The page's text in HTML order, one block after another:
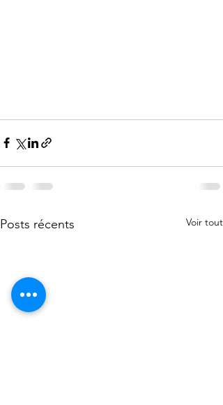
Posts récents Voir tout